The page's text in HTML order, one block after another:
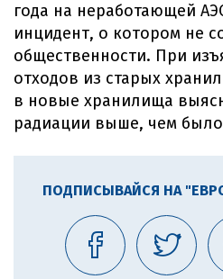
года на неработающей
инцидент, о котором не
общественности. При
отходов из старых
в новые хранилища
радиации выше, чем было
ПОДПИСЫВАЙСЯ НА